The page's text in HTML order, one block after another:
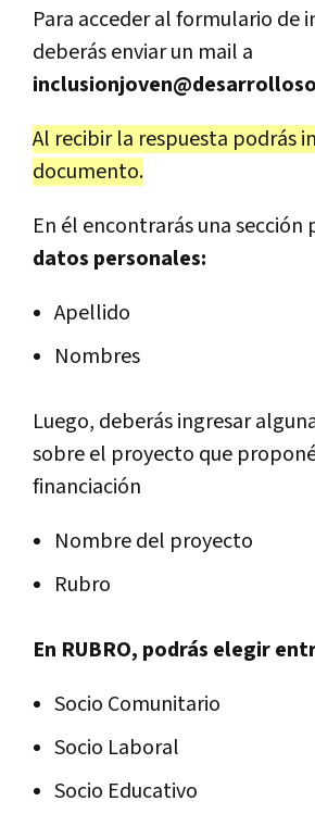
Para acceder al formulario de
deberás enviar un mail a
Al recibir la respuesta podrás
documento.
En él encontrarás una
datos personales:
Apellido
Nombres
Luego, deberás ingresar
sobre el proyecto que
financiación
Nombre del proyecto
Rubro
En RUBRO, podrás elegir
Socio Comunitario
Socio Laboral
Socio Educativo